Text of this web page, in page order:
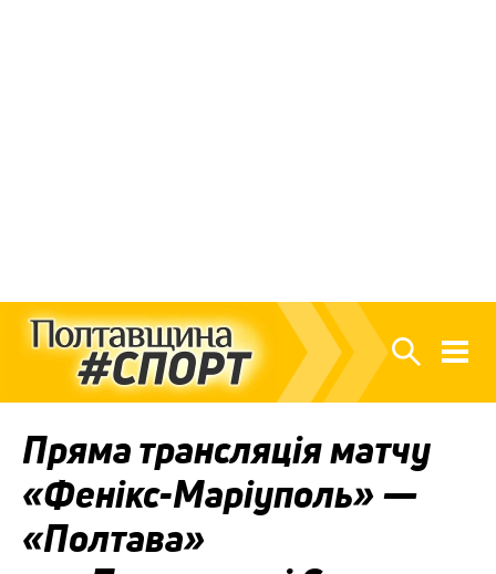
Пряма трансляція матчу
«Фенікс-Маріуполь» —
«Полтава»